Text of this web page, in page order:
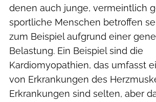
denen auch junge, vermeintlich
sportliche Menschen betroffen
zum Beispiel aufgrund einer
Belastung. Ein Beispiel sind die
Kardiomyopathien, das umfasst
von Erkrankungen des
Erkrankungen sind selten, aber